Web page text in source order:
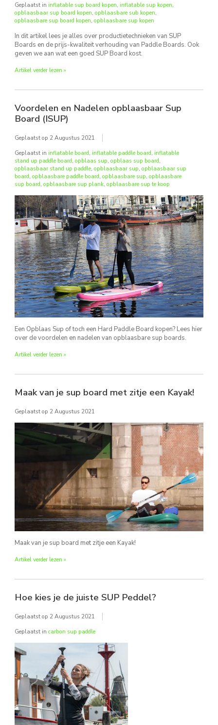
Geplaatst in inflatable sup board kopen, inflatable sup kopen,
opblaasbaar sup board kopen, opblaasbare sub kopen,
opblaasbare sup board kopen, opblaasbare sup kopen
In dit artikel lees je alles over productietechnieken van SUP
Boards en de prijs-kwaliteit verhouding van Paddle Boards. Ook
geven we aan wat een goed SUP Board kost.
Artikel verder lezen »
Voordelen en Nadelen opblaasbaar Sup
Board (ISUP)
Geplaatst op 2 Augustus 2021
Geplaatst in inflatable board, inflatable paddle board, inflatable
stand up paddle board, opblaas sup, opblaas sup board,
opblaasbaar stand up paddle, opblaasbaar sup, opblaasbaar sup
board, opblaasbare paddle board, opblaasbare sup, opblaasbare
sup board, opblaasbare sup plank, opblaasbare sup te koop
Een Opblaas Sup of toch een Hard Paddle Board kopen? Lees hier
over de voordelen en nadelen van opblaasbare sup boards.
Artikel verder lezen »
Maak van je sup board met zitje een Kayak!
Geplaatst op 2 Augustus 2021
Maak van je sup board met zitje een Kayak!
Artikel verder lezen »
Hoe kies je de juiste SUP Peddel?
Geplaatst op 2 Augustus 2021
Geplaatst in carbon sup paddle